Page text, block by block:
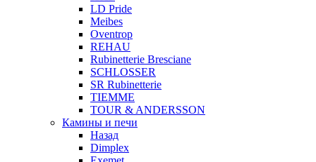
LD Pride
Meibes
Oventrop
REHAU
Rubinetterie Bresciane
SCHLOSSER
SR Rubinetterie
TIEMME
TOUR & ANDERSSON
Камины и печи
Назад
Dimplex